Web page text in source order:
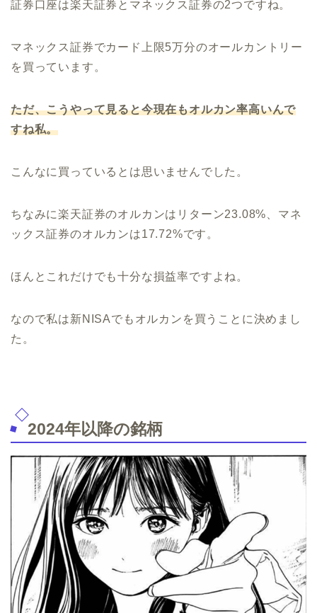
証券口座は楽天証券とマネックス証券の2つですね。
マネックス証券でカード上限5万分のオールカントリー
を買っています。
ただ、こうやって見ると今現在もオルカン率高いんで
すね私。
こんなに買っているとは思いませんでした。
ちなみに楽天証券のオルカンはリターン23.08%、マネ
ックス証券のオルカンは17.72%です。
ほんとこれだけでも十分な損益率ですよね。
なので私は新NISAでもオルカンを買うことに決めまし
た。
2024年以降の銘柄